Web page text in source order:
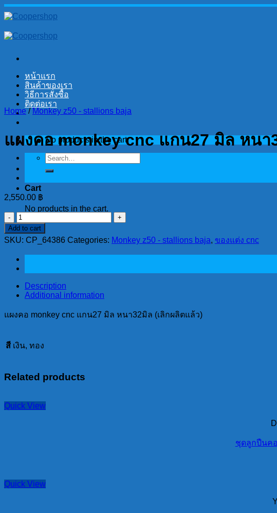
Skip
to
หน้าแรก
สินค้าของเรา
วิธีการสั่งซื้อ
ติดต่อเรา
No products in the cart.
Search
for:
Cart
No products in the cart.
Home / Monkey z50 - stallions baja
แผงคอ monkey cnc แกน27 มิล หนา
2,550.00 ฿
แผงคอ
monkey
cnc
มิล
หนา32มิล
(เลิก
ผลิต
แล้ว)
Add to cart
SKU: CP_64386 Categories: Monkey z50 - stallions baja, ของแต่ง cnc
Description
Additional information
แผงคอ monkey cnc แกน27 มิล หนา32มิล (เลิกผลิตแล้ว)
สี เงิน, ทอง
Related products
Quick View
ชุดลูกปืนคอ
Quick View